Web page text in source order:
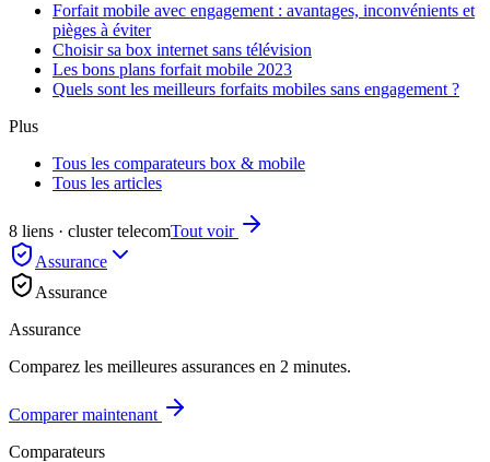
Forfait mobile avec engagement : avantages, inconvénients et
pièges à éviter
Choisir sa box internet sans télévision
Les bons plans forfait mobile 2023
Quels sont les meilleurs forfaits mobiles sans engagement ?
Plus
Tous les comparateurs box & mobile
Tous les articles
8 liens · cluster telecomTout voir
Assurance
Assurance
Assurance
Comparez les meilleures assurances en 2 minutes.
Comparer maintenant
Comparateurs